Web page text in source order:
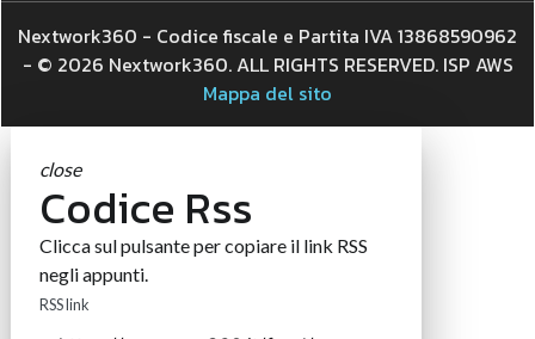
Nextwork360 - Codice fiscale e Partita IVA 13868590962
- © 2026 Nextwork360. ALL RIGHTS RESERVED. ISP AWS
Mappa del sito
close
Codice Rss
Clicca sul pulsante per copiare il link RSS
negli appunti.
RSS link